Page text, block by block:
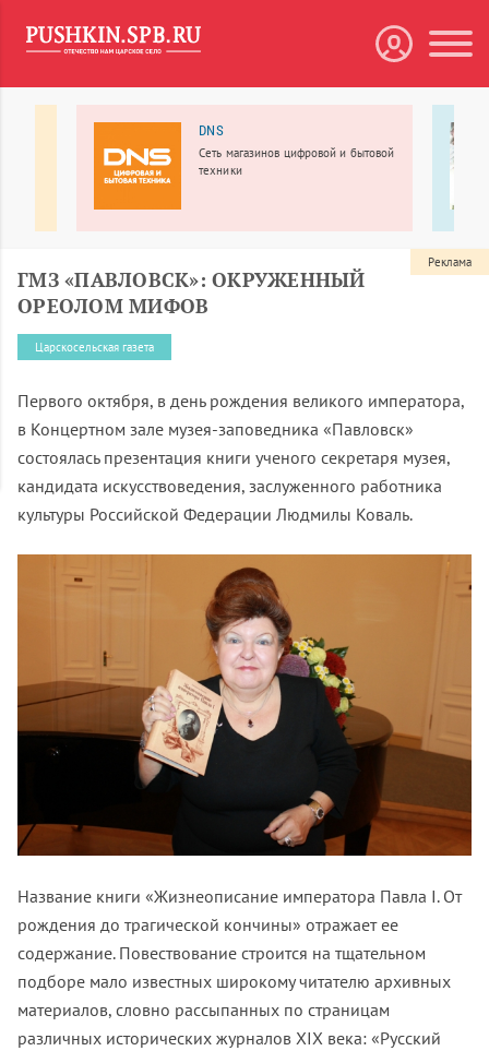
DNS
Сеть магазинов цифровой и бытовой
техники
ГМЗ «ПАВЛОВСК»: ОКРУЖЕННЫЙ
ОРЕОЛОМ МИФОВ
Царскосельская газета
Первого октября, в день рождения великого императора,
в Концертном зале музея-заповедника «Павловск»
состоялась презентация книги ученого секретаря музея,
кандидата искусствоведения, заслуженного работника
культуры Российской Федерации Людмилы Коваль.
Название книги «Жизнеописание императора Павла I. От
рождения до трагической кончины» отражает ее
содержание. Повествование строится на тщательном
подборе мало известных широкому читателю архивных
материалов, словно рассыпанных по страницам
различных исторических журналов XIX века: «Русский
Реклама